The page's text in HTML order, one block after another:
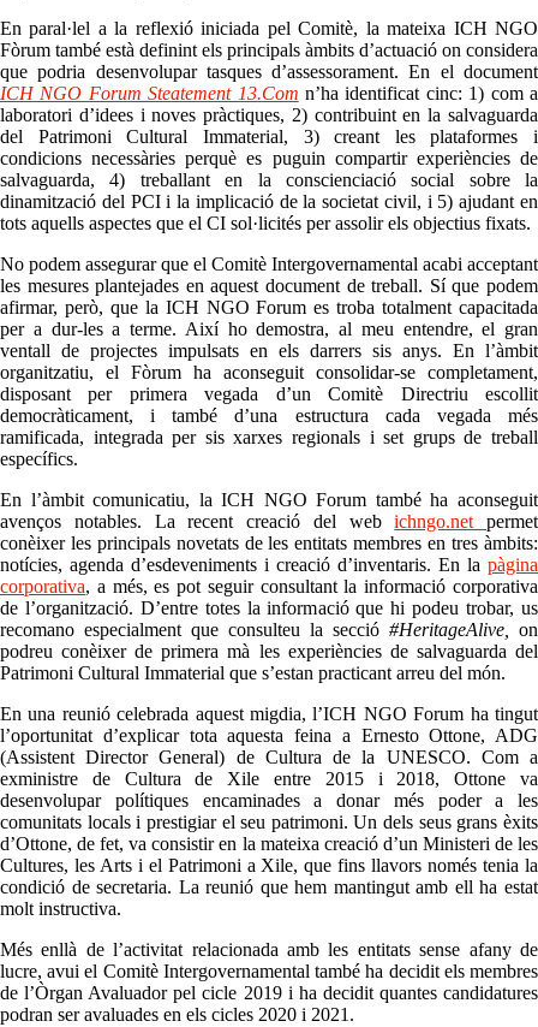
En paral·lel a la reflexió iniciada pel Comitè, la mateixa ICH NGO
Fòrum també està definint els principals àmbits d’actuació on considera
que podria desenvolupar tasques d’assessorament. En el document
ICH NGO Forum Steatement 13.Com n’ha identificat cinc: 1) com a
laboratori d’idees i noves pràctiques, 2) contribuint en la salvaguarda
del Patrimoni Cultural Immaterial, 3) creant les plataformes i
condicions necessàries perquè es puguin compartir experiències de
salvaguarda, 4) treballant en la conscienciació social sobre la
dinamització del PCI i la implicació de la societat civil, i 5) ajudant en
tots aquells aspectes que el CI sol·licités per assolir els objectius fixats.
No podem assegurar que el Comitè Intergovernamental acabi acceptant
les mesures plantejades en aquest document de treball. Sí que podem
afirmar, però, que la ICH NGO Forum es troba totalment capacitada
per a dur-les a terme. Així ho demostra, al meu entendre, el gran
ventall de projectes impulsats en els darrers sis anys. En l’àmbit
organitzatiu, el Fòrum ha aconseguit consolidar-se completament,
disposant per primera vegada d’un Comitè Directriu escollit
democràticament, i també d’una estructura cada vegada més
ramificada, integrada per sis xarxes regionals i set grups de treball
específics.
En l’àmbit comunicatiu, la ICH NGO Forum també ha aconseguit
avenços notables. La recent creació del webichngo.net permet
conèixer les principals novetats de les entitats membres en tres àmbits:
notícies, agenda d’esdeveniments i creació d’inventaris. En la pàgina
corporativa, a més, es pot seguir consultant la informació corporativa
de l’organització. D’entre totes la informació que hi podeu trobar, us
recomano especialment que consulteu la secció #HeritageAlive, on
podreu conèixer de primera mà les experiències de salvaguarda del
Patrimoni Cultural Immaterial que s’estan practicant arreu del món.
En una reunió celebrada aquest migdia, l’ICH NGO Forum ha tingut
l’oportunitat d’explicar tota aquesta feina a Ernesto Ottone, ADG
(Assistent Director General) de Cultura de la UNESCO. Com a
exministre de Cultura de Xile entre 2015 i 2018, Ottone va
desenvolupar polítiques encaminades a donar més poder a les
comunitats locals i prestigiar el seu patrimoni. Un dels seus grans èxits
d’Ottone, de fet, va consistir en la mateixa creació d’un Ministeri de les
Cultures, les Arts i el Patrimoni a Xile, que fins llavors només tenia la
condició de secretaria. La reunió que hem mantingut amb ell ha estat
molt instructiva.
Més enllà de l’activitat relacionada amb les entitats sense afany de
lucre, avui el Comitè Intergovernamental també ha decidit els membres
de l’Òrgan Avaluador pel cicle 2019 i ha decidit quantes candidatures
podran ser avaluades en els cicles 2020 i 2021.